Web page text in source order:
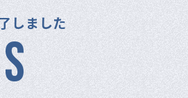
しました